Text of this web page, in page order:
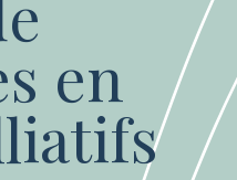
en